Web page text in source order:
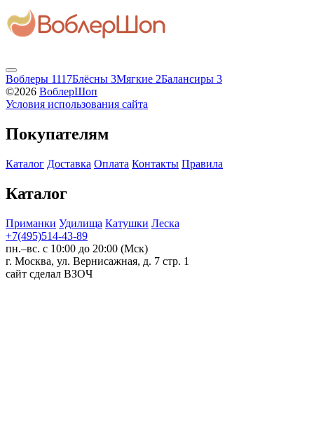
Воблеры 1117Блёсны 3Мягкие 2Балансиры 3
©2026 ВоблерШоп
Условия использования сайта
Покупателям
Каталог Доставка Оплата Контакты Правила
Каталог
Приманки Удилища Катушки Леска
+7(495)514-43-89
пн.–вс. с 10:00 до 20:00 (Мск)
г. Москва, ул. Вернисажная, д. 7 стр. 1
сайт сделал ВЗОЧ